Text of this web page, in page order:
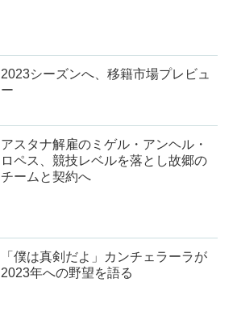
2023シーズンへ、移籍市場プレビュ
ー
アスタナ解雇のミゲル・アンヘル・
ロペス、競技レベルを落とし故郷の
チームと契約へ
「僕は真剣だよ」カンチェラーラが
2023年への野望を語る